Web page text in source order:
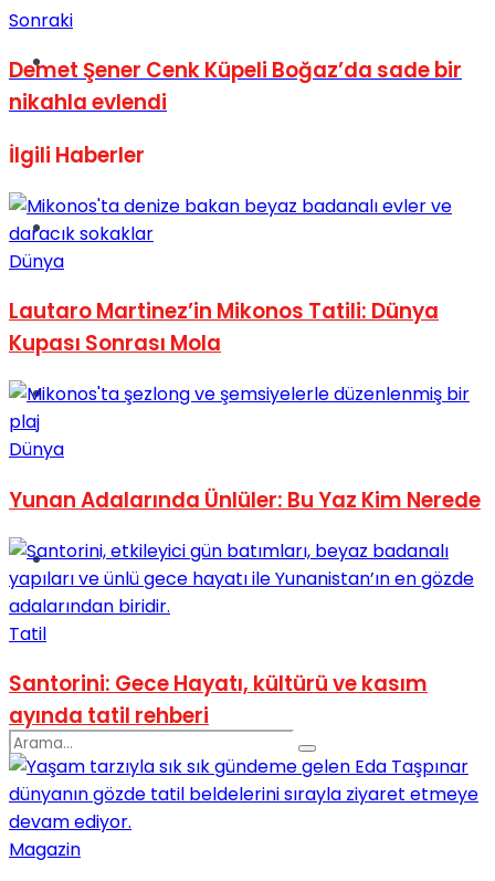
Sinema
Tatil
Spor
Podcast
Sonraki
Demet Şener Cenk Küpeli Boğaz’da sade bir
nikahla evlendi
İlgili Haberler
Dünya
Lautaro Martinez’in Mikonos Tatili: Dünya
Kupası Sonrası Mola
Dünya
Yunan Adalarında Ünlüler: Bu Yaz Kim Nerede
Tatil
Santorini: Gece Hayatı, kültürü ve kasım
ayında tatil rehberi
Magazin